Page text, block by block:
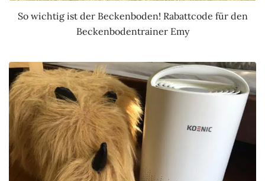
So wichtig ist der Beckenboden! Rabattcode für den
Beckenbodentrainer Emy